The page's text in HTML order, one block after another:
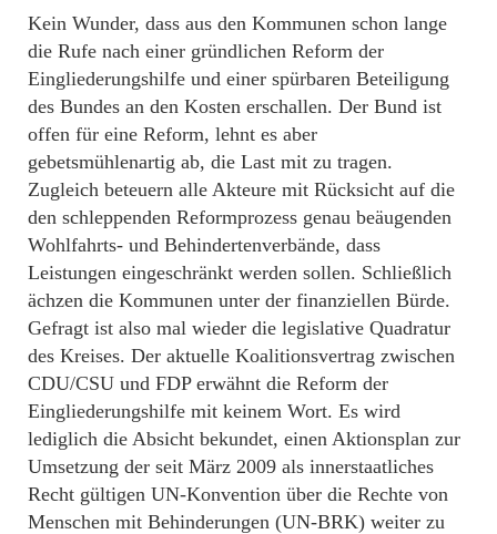
Kein Wunder, dass aus den Kommunen schon lange
die Rufe nach einer gründlichen Reform der
Eingliederungshilfe und einer spürbaren Beteiligung
des Bundes an den Kosten erschallen. Der Bund ist
offen für eine Reform, lehnt es aber
gebetsmühlenartig ab, die Last mit zu tragen.
Zugleich beteuern alle Akteure mit Rücksicht auf die
den schleppenden Reformprozess genau beäugenden
Wohlfahrts- und Behindertenverbände, dass
Leistungen eingeschränkt werden sollen. Schließlich
ächzen die Kommunen unter der finanziellen Bürde.
Gefragt ist also mal wieder die legislative Quadratur
des Kreises. Der aktuelle Koalitionsvertrag zwischen
CDU/CSU und FDP erwähnt die Reform der
Eingliederungshilfe mit keinem Wort. Es wird
lediglich die Absicht bekundet, einen Aktionsplan zur
Umsetzung der seit März 2009 als innerstaatliches
Recht gültigen UN-Konvention über die Rechte von
Menschen mit Behinderungen (UN-BRK) weiter zu